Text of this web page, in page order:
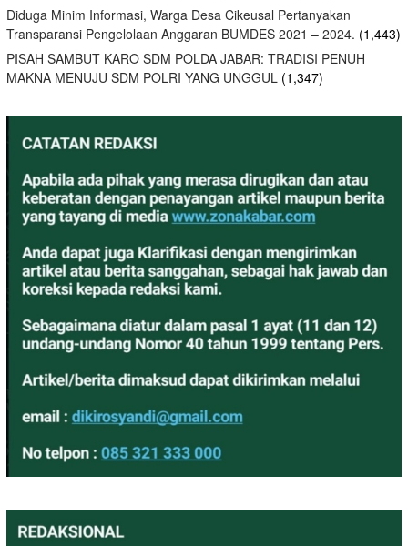
Diduga Minim Informasi, Warga Desa Cikeusal Pertanyakan
Transparansi Pengelolaan Anggaran BUMDES 2021 – 2024. (1,443)
PISAH SAMBUT KARO SDM POLDA JABAR: TRADISI PENUH
MAKNA MENUJU SDM POLRI YANG UNGGUL (1,347)